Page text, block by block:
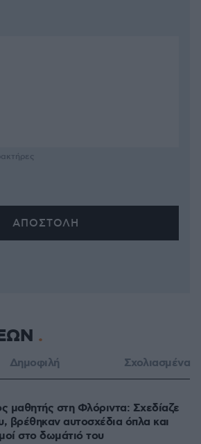
Δημοφιλή Σχολιασμένα
μαθητής στη Φλόριντα: Σχεδίαζε
βρέθηκαν αυτοσχέδια όπλα και
στο δωμάτιό του